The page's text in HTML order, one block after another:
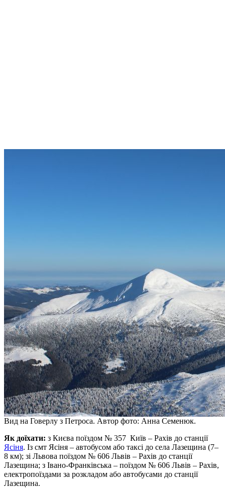
Вид на Говерлу з Петроса. Автор фото: Анна Семенюк.
Як доїхати: з Києва поїздом № 357 Київ – Рахів до станції
Ясіня. Із смт Ясіня – автобусом або таксі до села Лазещина (7–
8 км); зі Львова поїздом № 606 Львів – Рахів до станції
Лазещина; з Івано-Франківська – поїздом № 606 Львів – Рахів,
електропоїздами за розкладом або автобусами до станції
Лазещина.